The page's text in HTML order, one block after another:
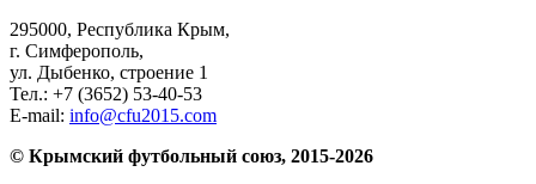
295000, Республика Крым,
г. Симферополь,
ул. Дыбенко, строение 1
Тел.: +7 (3652) 53-40-53
E-mail: info@cfu2015.com
© Крымский футбольный союз, 2015-2026